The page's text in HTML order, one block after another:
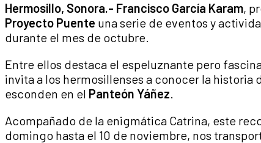
Hermosillo, Sonora.- Francisco García Karam,
Proyecto Puente una serie de eventos y
durante el mes de octubre.
Entre ellos destaca el espeluznante pero
invita a los hermosillenses a conocer la historia
esconden en el Panteón Yáñez.
Acompañado de la enigmática Catrina, este
domingo hasta el 10 de noviembre, nos